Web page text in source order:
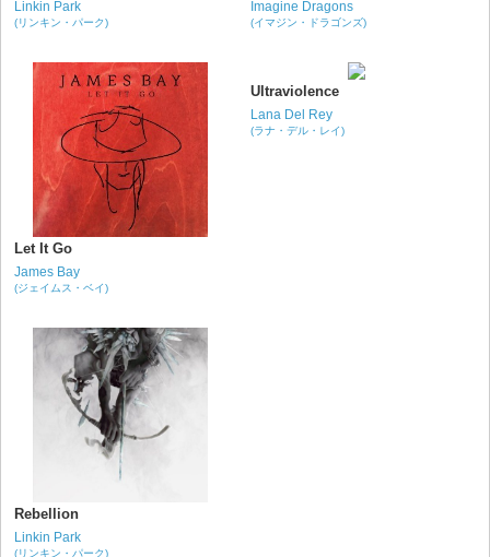
Linkin Park
(リンキン・パーク)
Imagine Dragons
(イマジン・ドラゴンズ)
Let It Go
James Bay
(ジェイムス・ベイ)
Ultraviolence
Lana Del Rey
(ラナ・デル・レイ)
Rebellion
Linkin Park
(リンキン・パーク)